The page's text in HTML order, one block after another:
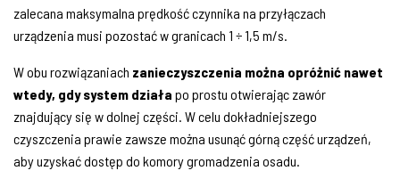
zalecana maksymalna prędkość czynnika na przyłączach
urządzenia musi pozostać w granicach 1 ÷ 1,5 m/s.
W obu rozwiązaniach zanieczyszczenia można opróżnić nawet
wtedy, gdy system działa po prostu otwierając zawór
znajdujący się w dolnej części. W celu dokładniejszego
czyszczenia prawie zawsze można usunąć górną część urządzeń,
aby uzyskać dostęp do komory gromadzenia osadu.